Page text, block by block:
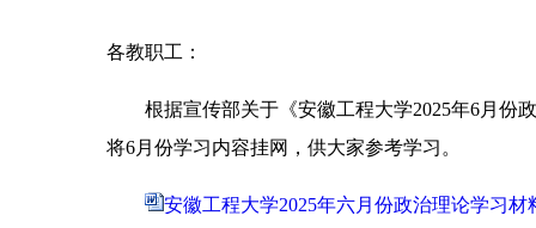
各教职工：
根据宣传部关于《安徽工程大学2025年6月份
将6月份学习内容挂网，供大家参考学习。
安徽工程大学2025年六月份政治理论学习材